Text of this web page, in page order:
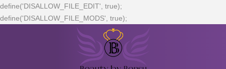
define('DISALLOW_FILE_EDIT', true);
define('DISALLOW_FILE_MODS', true);